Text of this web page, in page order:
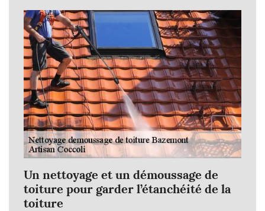
Un nettoyage et un démoussage de
toiture pour garder l’étanchéité de la
toiture